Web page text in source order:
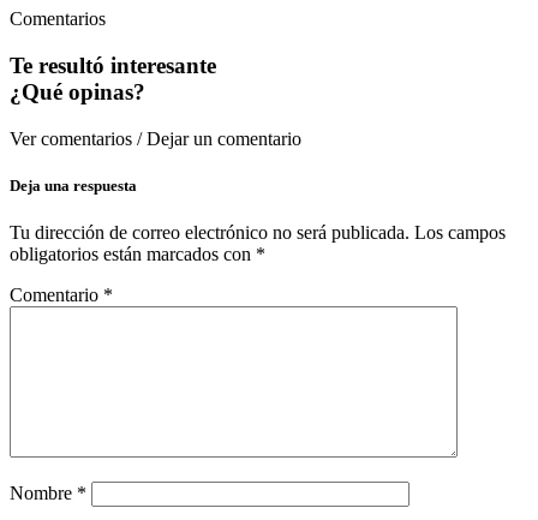
Comentarios
Te resultó interesante
¿Qué opinas?
Ver comentarios / Dejar un comentario
Deja una respuesta
Tu dirección de correo electrónico no será publicada. Los campos
obligatorios están marcados con *
Comentario *
Nombre *